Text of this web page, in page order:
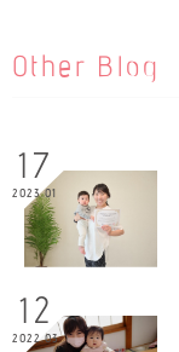
Other Blog
17
2023.01
12
2022.03